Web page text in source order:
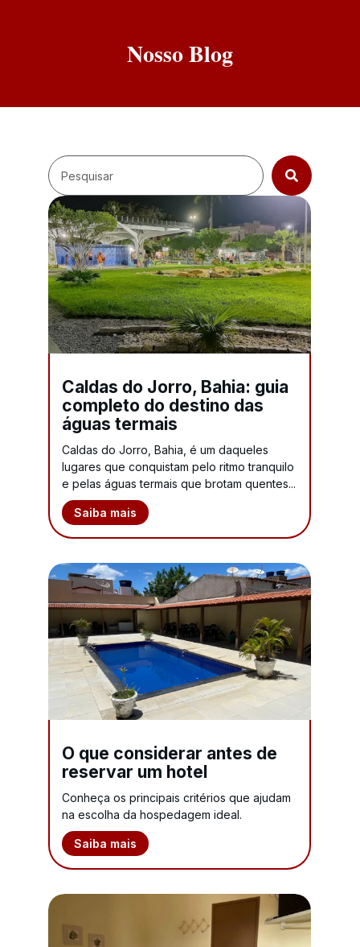
Nosso Blog
Caldas do Jorro, Bahia: guia
completo do destino das
águas termais
Caldas do Jorro, Bahia, é um daqueles
lugares que conquistam pelo ritmo tranquilo
e pelas águas termais que brotam quentes...
Saiba mais
O que considerar antes de
reservar um hotel
Conheça os principais critérios que ajudam
na escolha da hospedagem ideal.
Saiba mais